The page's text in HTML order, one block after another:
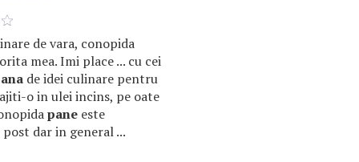
de vara, conopida
mea. Imi place ... cu cei
de idei culinare pentru
o in ulei incins, pe oate
pane este
dar in general ...